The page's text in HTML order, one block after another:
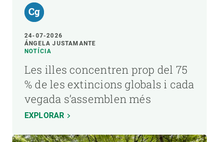
24-07-2026
ÁNGELA JUSTAMANTE
NOTÍCIA
Les illes concentren prop del 75
% de les extincions globals i cada
vegada s’assemblen més
EXPLORAR